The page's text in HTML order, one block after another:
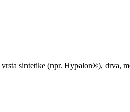
sintetike (npr. Hypalon®), drva,